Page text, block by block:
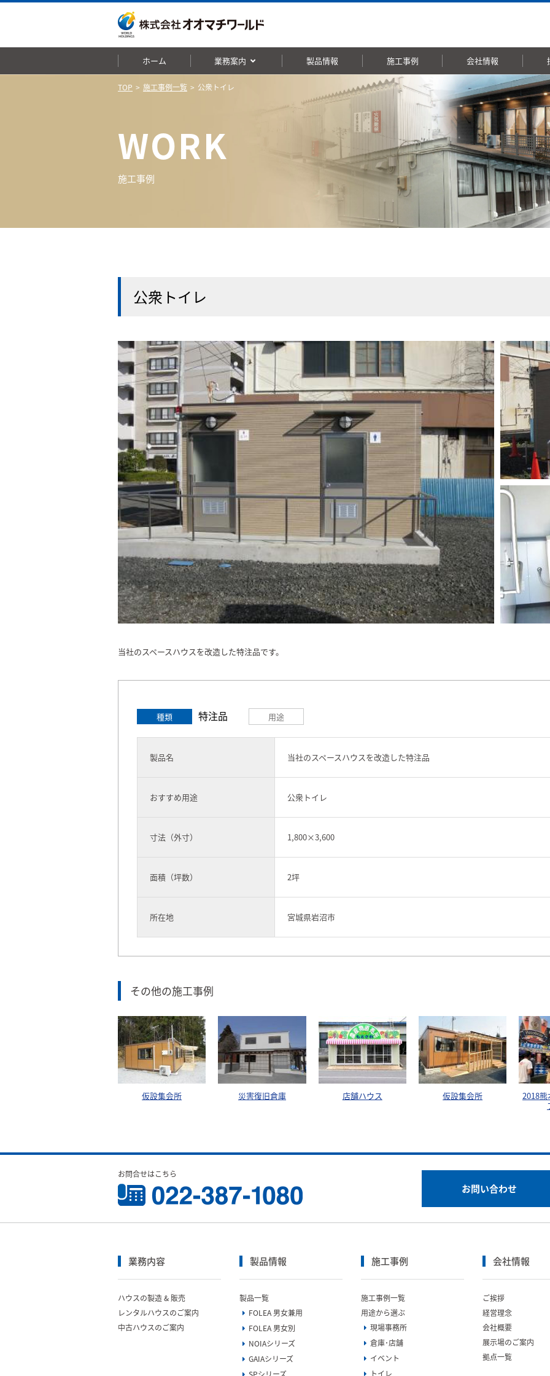
ホーム 業務案内 製品情報 施工事例 会社情報
TOP 施工事例一覧 公衆トイレ
WORK
施工事例
公衆トイレ
当社のスペースハウスを改造した特注品です。
種類 特注品 用途
製品名 当社のスペースハウスを改造した特注品
おすすめ用途 公衆トイレ
寸法（外寸） 1,800×3,600
面積（坪数） 2坪
所在地 宮城県岩沼市
その他の施工事例
仮設集会所 災害復旧倉庫 店舗ハウス 仮設集会所
2018
お問合せはこちら
お問い合わせ
業務内容
ハウスの製造 & 販売
レンタルハウスのご案内
中古ハウスのご案内
製品情報
製品一覧
FOLEA 男女兼用
FOLEA 男女別
NOIAシリーズ
GAIAシリーズ
施工事例
施工事例一覧
用途から選ぶ
現場事務所
倉庫･店舗
イベント
トイレ
会社情報
ご挨拶
経営理念
会社概要
展示場のご案内
拠点一覧